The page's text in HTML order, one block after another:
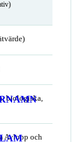
biologiska,
Avlopp och